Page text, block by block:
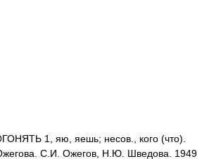
1, яю, яешь; несов., кого (что).
С.И. Ожегов, Н.Ю. Шведова. 1949